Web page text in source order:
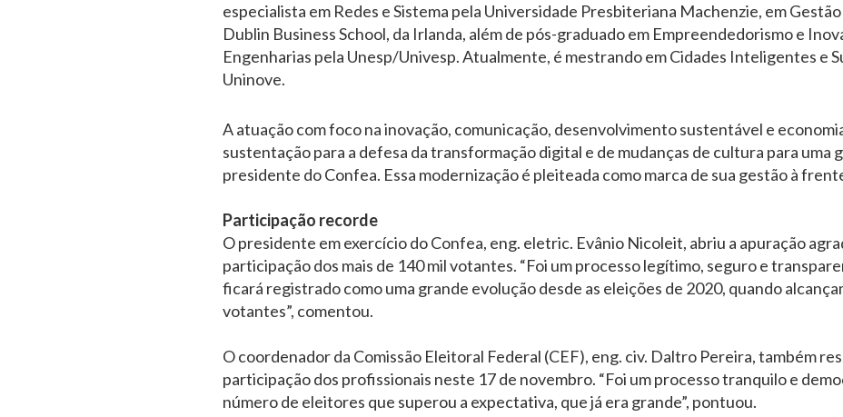
especialista em Redes e Sistema pela Universidade Presbiteriana Machenzie, em
Dublin Business School, da Irlanda, além de pós-graduado em Empreendedorismo e
Engenharias pela Unesp/Univesp. Atualmente, é mestrando em Cidades Inteligentes e
Uninove.
A atuação com foco na inovação, comunicação, desenvolvimento sustentável e
sustentação para a defesa da transformação digital e de mudanças de cultura para uma
presidente do Confea. Essa modernização é pleiteada como marca de sua gestão à
Participação recorde
O presidente em exercício do Confea, eng. eletric. Evânio Nicoleit, abriu a apuração
participação dos mais de 140 mil votantes. “Foi um processo legítimo, seguro e
ficará registrado como uma grande evolução desde as eleições de 2020, quando
votantes”, comentou.
O coordenador da Comissão Eleitoral Federal (CEF), eng. civ. Daltro Pereira, também
participação dos profissionais neste 17 de novembro. “Foi um processo tranquilo e
número de eleitores que superou a expectativa, que já era grande”, pontuou.